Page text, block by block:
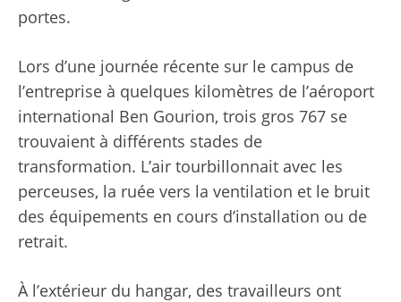
portes.
Lors d’une journée récente sur le campus de
l’entreprise à quelques kilomètres de l’aéroport
international Ben Gourion, trois gros 767 se
trouvaient à différents stades de
transformation. L’air tourbillonnait avec les
perceuses, la ruée vers la ventilation et le bruit
des équipements en cours d’installation ou de
retrait.
À l’extérieur du hangar, des travailleurs ont